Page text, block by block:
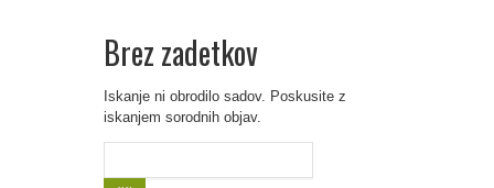
Brez zadetkov
Iskanje ni obrodilo sadov. Poskusite z
iskanjem sorodnih objav.